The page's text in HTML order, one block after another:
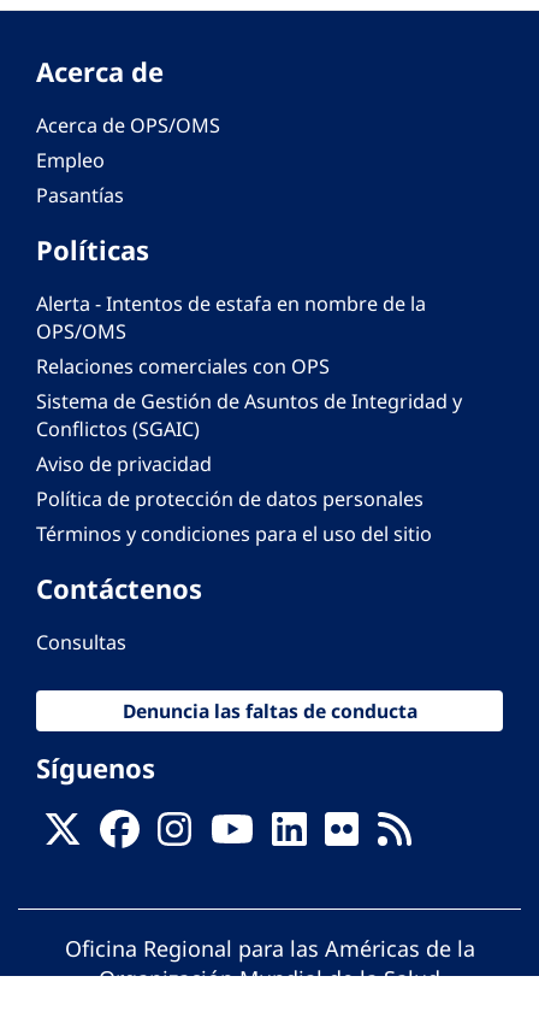
Acerca de
Acerca de OPS/OMS
Empleo
Pasantías
Políticas
Alerta - Intentos de estafa en nombre de la
OPS/OMS
Relaciones comerciales con OPS
Sistema de Gestión de Asuntos de Integridad y
Conflictos (SGAIC)
Aviso de privacidad
Política de protección de datos personales
Términos y condiciones para el uso del sitio
Contáctenos
Consultas
Denuncia las faltas de conducta
Síguenos
Oficina Regional para las Américas de la
Organización Mundial de la Salud